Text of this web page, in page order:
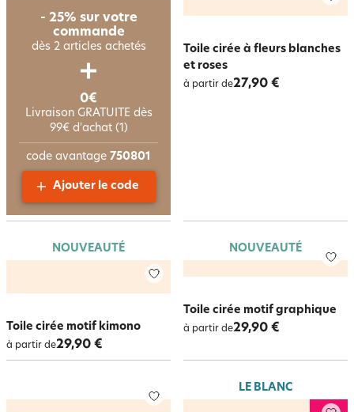
Toile cirée à fleurs blanches
et roses
à partir de27,90 €
NOUVEAUTÉ
Toile cirée motif kimono
à partir de29,90 €
NOUVEAUTÉ
Toile cirée motif graphique
à partir de29,90 €
LE BLANC
- 25% sur votre
commande
dès 2 articles achetés
0€
Livraison GRATUITE dès
99€ d'achat (1)
code avantage 750801
Ajouter le code